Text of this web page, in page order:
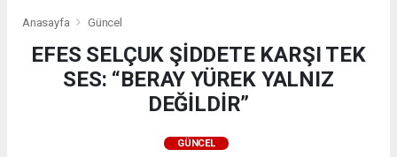
Anasayfa Güncel
EFES SELÇUK ŞİDDETE KARŞI TEK
SES: “BERAY YÜREK YALNIZ
DEĞİLDİR”
GÜNCEL